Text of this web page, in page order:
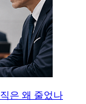
은 왜 줄었나